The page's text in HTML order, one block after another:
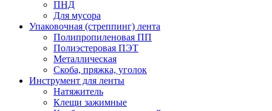
ПНД
Для мусора
Упаковочная (стреппинг) лента
Полипропиленовая ПП
Полиэстеровая ПЭТ
Металлическая
Скоба, пряжка, уголок
Инструмент для ленты
Натяжитель
Клещи зажимные